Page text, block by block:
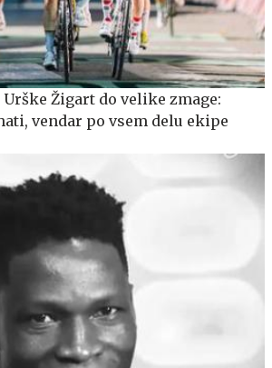
Žigart do velike zmage:
vendar po vsem delu ekipe